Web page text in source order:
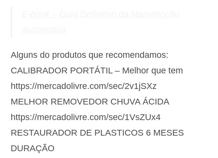
Alguns do produtos que recomendamos:
CALIBRADOR PORTÁTIL – Melhor que tem
https://mercadolivre.com/sec/2v1jSXz
MELHOR REMOVEDOR CHUVA ÁCIDA
https://mercadolivre.com/sec/1VsZUx4
RESTAURADOR DE PLASTICOS 6 MESES
DURAÇÃO